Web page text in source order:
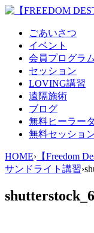
ごあいさつ
イベント
会員プログラム
セッション
LOVING講習
遠隔施術
ブログ
無料ヒーラー
無料セッショ
HOME› 【Freedom
サンドライト講習›